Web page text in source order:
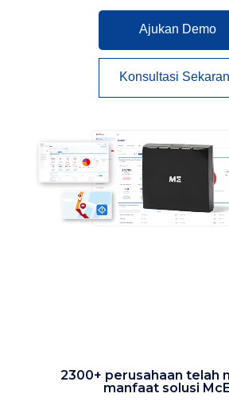
Ajukan Demo
Konsultasi
2300+ perusahaan telah
manfaat solusi